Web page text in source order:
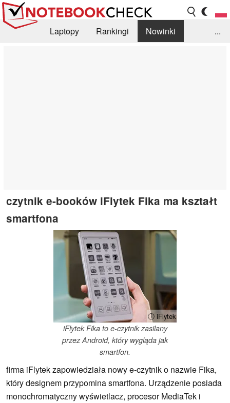
Laptopy Rankingi
Nowinki
...
czytnik e-booków iFlytek Fika ma kształt
smartfona
ⓘ iFlytek
iFlytek Fika to e-czytnik zasilany
przez Android, który wygląda jak
smartfon.
firma iFlytek zapowiedziała nowy e-czytnik o nazwie Fika,
który designem przypomina smartfona. Urządzenie posiada
monochromatyczny wyświetlacz, procesor MediaTek i